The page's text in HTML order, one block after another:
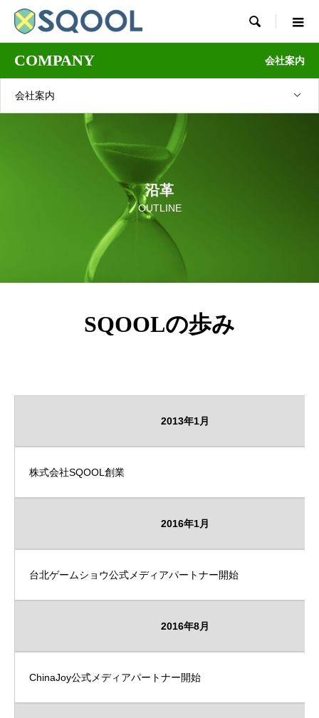

COMPANY 会社案内
会社案内
沿革
OUTLINE
SQOOLの歩み
2013年1月
株式会社SQOOL創業
2016年1月
台北ゲームショウ公式メディアパートナー開始
2016年8月
ChinaJoy公式メディアパートナー開始